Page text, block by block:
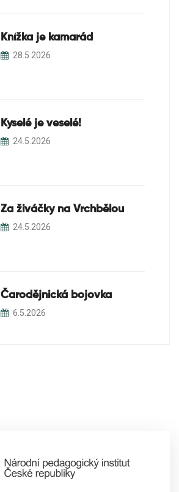
Knížka je kamarád
28.5.2026
Kyselé je veselé!
24.5.2026
Za živáčky na Vrchbělou
24.5.2026
Čarodějnická bojovka
6.5.2026